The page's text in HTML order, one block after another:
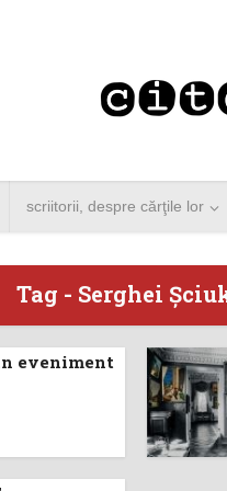
scriitorii, despre cărţile lor
Tag - Serghei
eveniment
Angela Merkel vine
București. Lansare
carte şi...
4 minute de citire